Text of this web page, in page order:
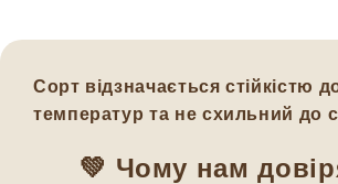
Сорт відзначається стійкістю
температур та не схильний до
💚 Чому нам